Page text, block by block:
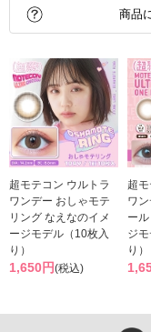
商品
超モテコン ウルトラ
ワンデー おしゃモテ
リング なえなのイメ
ージモデル（10枚入
り）
1,650円(税込)
超
ワ
ー
ジ
り）